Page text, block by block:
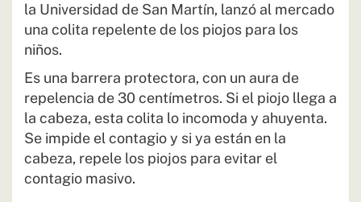
la Universidad de San Martín, lanzó al mercado
una colita repelente de los piojos para los
niños.
Es una barrera protectora, con un aura de
repelencia de 30 centímetros. Si el piojo llega a
la cabeza, esta colita lo incomoda y ahuyenta.
Se impide el contagio y si ya están en la
cabeza, repele los piojos para evitar el
contagio masivo.